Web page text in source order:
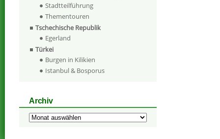
Stadtteilführung
Thementouren
Tschechische Republik
Egerland
Türkei
Burgen in Kilikien
Istanbul & Bosporus
Archiv
Archiv